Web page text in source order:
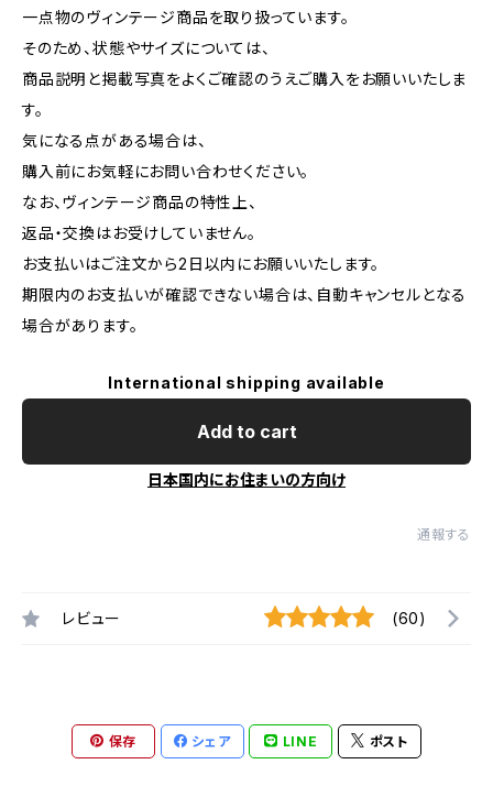
一点物のヴィンテージ商品を取り扱っています。
そのため、状態やサイズについては、
商品説明と掲載写真をよくご確認のうえご購入をお願いいたしま
す。
気になる点がある場合は、
購入前にお気軽にお問い合わせください。
なお、ヴィンテージ商品の特性上、
返品・交換はお受けしていません。
お支払いはご注文から2日以内にお願いいたします。
期限内のお支払いが確認できない場合は、自動キャンセルとなる
場合があります。
International shipping available
Add to cart
日本国内にお住まいの方向け
通報する
レビュー (60)
保存 シェア LINE ポスト